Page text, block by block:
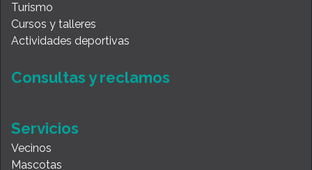
Turismo
Cursos y talleres
Actividades deportivas
Consultas y reclamos
Servicios
Vecinos
Mascotas